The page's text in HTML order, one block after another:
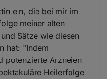
ein, die bei mir im
meiner alten
Sätze wie diesen
hat: "Indem
potenzierte Arzneien
Heilerfolge